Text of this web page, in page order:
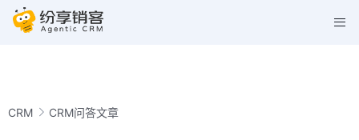
CRM CRM问答文章